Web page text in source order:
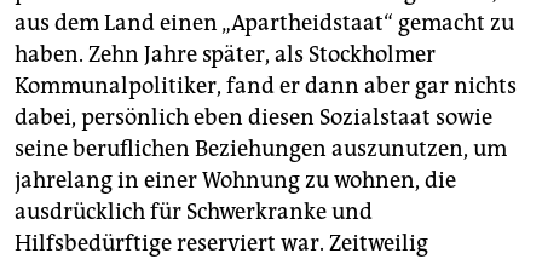
aus dem Land einen „Apartheidstaat“ gemacht zu
haben. Zehn Jahre später, als Stockholmer
Kommunalpolitiker, fand er dann aber gar nichts
dabei, persönlich eben diesen Sozialstaat sowie
seine beruflichen Beziehungen auszunutzen, um
jahrelang in einer Wohnung zu wohnen, die
ausdrücklich für Schwerkranke und
Hilfsbedürftige reserviert war. Zeitweilig